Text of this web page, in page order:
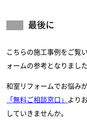
最後に
こちらの施工事例をご覧
ォームの参考となりまし
和室リフォームでお悩み
「無料ご相談窓口」
より
していきませんか。